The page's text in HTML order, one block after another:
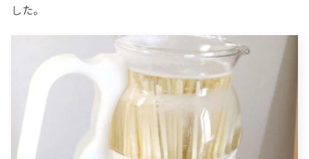
した。